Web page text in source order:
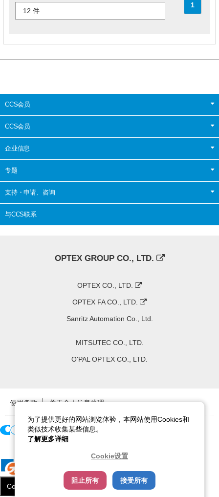
1
CCS会员
CCS会员
企业信息
专题
支持・申请、咨询
与CCS联系
OPTEX GROUP CO., LTD.
OPTEX CO., LTD.
OPTEX FA CO., LTD.
Sanritz Automation Co., Ltd.
MITSUTEC CO., LTD.
O'PAL OPTEX CO., LTD.
使用条款 关于个人信息处理
Cookie设置
为了提供更好的网站浏览体验，本网站使用Cookies和
类似技术收集某些信息。
了解更多详细
Cookie设置
阻止所有 接受所有